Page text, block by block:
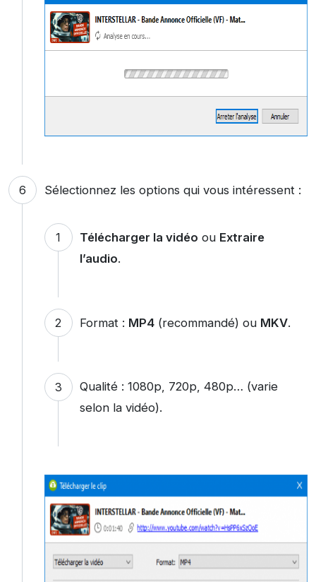
Sélectionnez les options qui vous intéressent :
Télécharger la vidéo ou Extraire
l’audio.
Format : MP4 (recommandé) ou MKV.
Qualité : 1080p, 720p, 480p… (varie
selon la vidéo).